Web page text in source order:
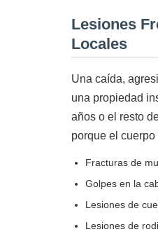
Lesiones
Locales
Una caída,
una propiedad
años o el resto
porque el
Fracturas de
Golpes en la
Lesiones de
Lesiones de